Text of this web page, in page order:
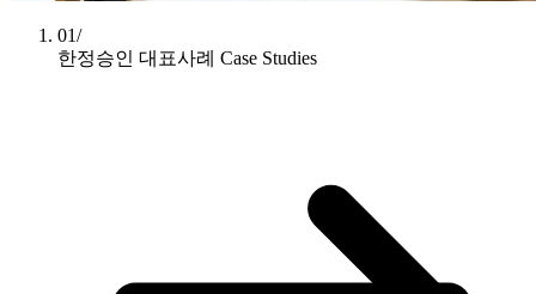
01/
한정승인 대표사례 Case Studies